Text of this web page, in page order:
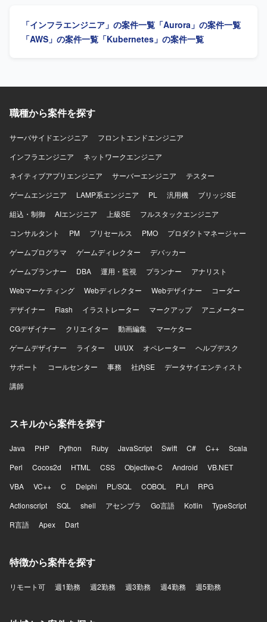
「インフラエンジニア」の案件一覧 「Aurora」の案件一覧
「AWS」の案件一覧 「Kubernetes」の案件一覧
職種から案件を探す
サーバサイドエンジニア
フロントエンドエンジニア
インフラエンジニア
ネットワークエンジニア
ネイティブアプリエンジニア
サーバーエンジニア
テスター
ゲームエンジニア
LAMP系エンジニア PL 汎用機
ブリッジSE
組込・制御
AIエンジニア 上級SE
フルスタックエンジニア
コンサルタント
PM プリセールス PMO
プロダクトマネージャー
ゲームプログラマ
ゲームディレクター
デバッカー
ゲームプランナー
DBA 運用・監視 プランナー
アナリスト
Webマーケティング
Webディレクター Webデザイナー
コーダー
デザイナー
Flash イラストレーター マークアップ
アニメーター
CGデザイナー
クリエイター 動画編集
マーケター
ゲームデザイナー
ライター UI/UX オペレーター
ヘルプデスク
サポート
コールセンター 事務 社内SE
データサイエンティスト
講師
スキルから案件を探す
Java PHP Python Ruby JavaScript Swift C# C++
Scala
Perl
Cocos2d HTML CSS Objective-C Android
VB.NET
VBA
VC++ C Delphi PL/SQL COBOL PL/I
RPG
Actionscript
SQL shell アセンブラ Go言語 Kotlin
TypeScript
R言語
Apex Dart
特徴から案件を探す
リモート可 週1勤務 週2勤務 週3勤務 週4勤務 週5勤務